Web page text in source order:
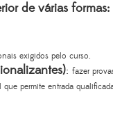
de várias formas:
exigidos pelo curso.
: fazer
permite entrada